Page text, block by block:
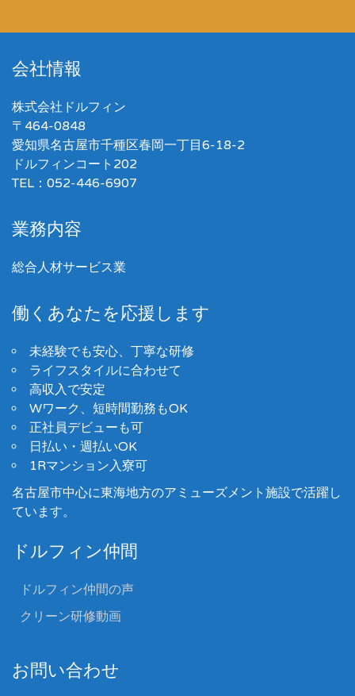
会社情報
株式会社ドルフィン
〒464-0848
愛知県名古屋市千種区春岡一丁目6-18-2
ドルフィンコート202
TEL：052-446-6907
業務内容
総合人材サービス業
働くあなたを応援します
未経験でも安心、丁寧な研修
ライフスタイルに合わせて
高収入で安定
Wワーク、短時間勤務もOK
正社員デビューも可
日払い・週払いOK
1Rマンション入寮可
名古屋市中心に東海地方のアミューズメント施設で活躍し
ています。
ドルフィン仲間
ドルフィン仲間の声
クリーン研修動画
お問い合わせ